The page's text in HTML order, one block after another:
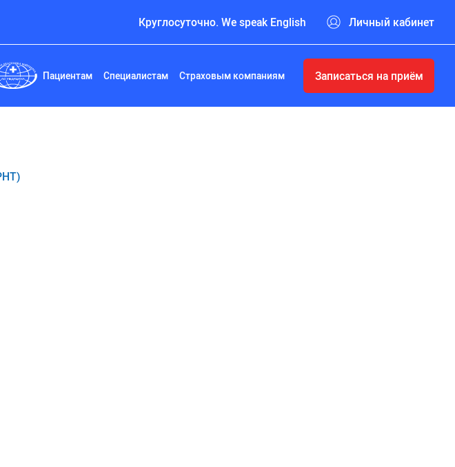
Круглосуточно. We speak English Личный кабинет
Пациентам Специалистам Страховым компаниям Записаться на приём